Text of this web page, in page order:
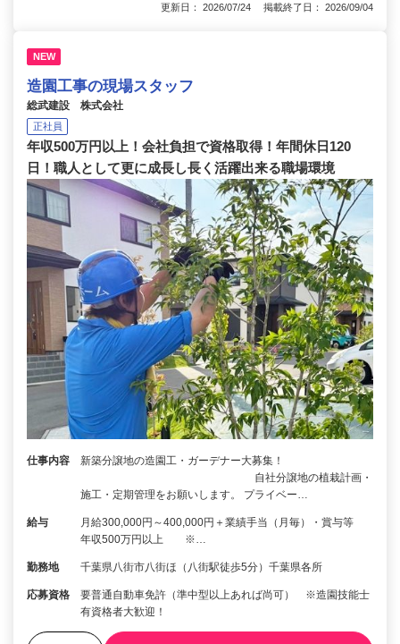
更新日： 2026/07/24 掲載終了日： 2026/09/04
NEW
造園工事の現場スタッフ
総武建設 株式会社
正社員
年収500万円以上！会社負担で資格取得！年間休日120
日！職人として更に成長し長く活躍出来る職場環境
仕事内容
新築分譲地の造園工・ガーデナー大募集！
自社分譲地の植栽計画・
施工・定期管理をお願いします。 プライベー…
給与
月給300,000円～400,000円＋業績手当（月毎）・賞与等
年収500万円以上 ※…
勤務地 千葉県八街市八街ほ（八街駅徒歩5分）千葉県各所
応募資格
要普通自動車免許（準中型以上あれば尚可） ※造園技能士
有資格者大歓迎！